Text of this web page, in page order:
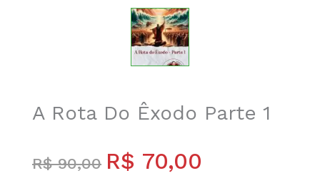
A Rota Do Êxodo Parte 1
R$90,00 price
was:
R$ 70,00